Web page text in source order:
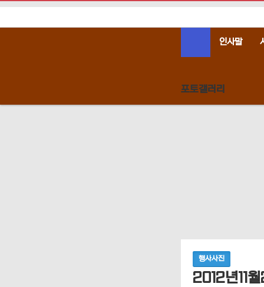
인사말
포토갤러리
행사사진
2012년11